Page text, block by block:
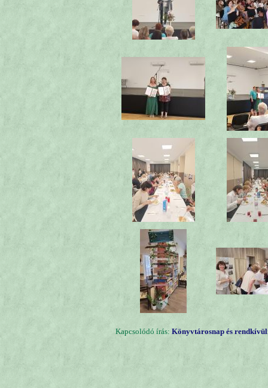
Kapcsolódó írás: Könyvtárosnap és